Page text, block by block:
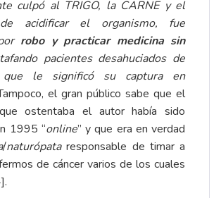
culpó al TRIGO, la CARNE y el
acidificar el organismo, fue
robo y practicar medicina sin
pacientes desahuciados de
le significó su captura en
el gran público sabe que el
ostentaba el autor había sido
1995 “online” y que era en verdad
/naturópataresponsable de timar a
de cáncer varios de los cuales
.